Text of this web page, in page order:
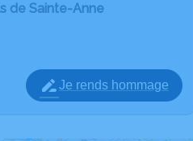
de Sainte-Anne
Je rends hommage